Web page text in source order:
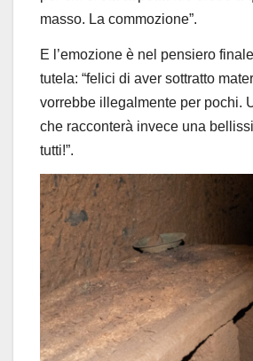
masso. La commozione”.
E l’emozione è nel pensiero
tutela: “felici di aver sottratto
vorrebbe illegalmente per pochi.
che racconterà invece una
tutti!”.